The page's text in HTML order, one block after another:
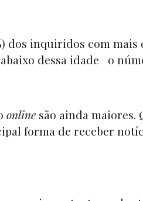
dos inquiridos com
dessa idade o
online são ainda maiores.
forma de receber